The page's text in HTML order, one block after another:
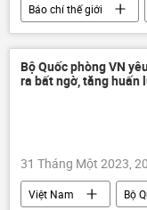
Báo chí thế giới
thảm họa
Bộ Quốc phòng VN
ra bất ngờ, tăng huấn
31 Tháng Một 2023,
Việt Nam
Bộ